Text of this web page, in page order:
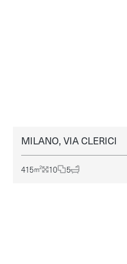
MILANO AFFITTO
MILANO, VIA CLERICI
415m2 10 5